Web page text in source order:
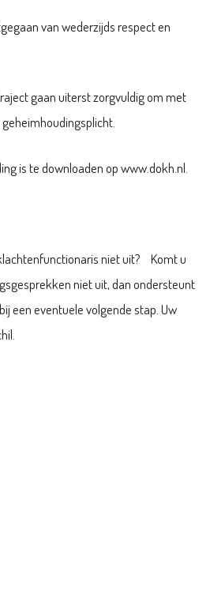
van wederzijds respect en
gaan uiterst zorgvuldig om met
is te downloaden op www.dokh.nl.
niet uit? Komt u
niet uit, dan ondersteunt
een eventuele volgende stap. Uw